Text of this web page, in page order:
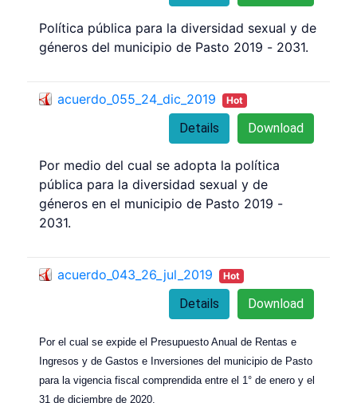
Política pública para la diversidad sexual y de
géneros del municipio de Pasto 2019 - 2031.
acuerdo_055_24_dic_2019 Hot
Download
Details
Por medio del cual se adopta la política
pública para la diversidad sexual y de
géneros en el municipio de Pasto 2019 -
2031.
acuerdo_043_26_jul_2019 Hot
Download
Details
Por el cual se expide el Presupuesto Anual de Rentas e
Ingresos y de Gastos e Inversiones del municipio de Pasto
para la vigencia fiscal comprendida entre el 1° de enero y el
31 de diciembre de 2020.